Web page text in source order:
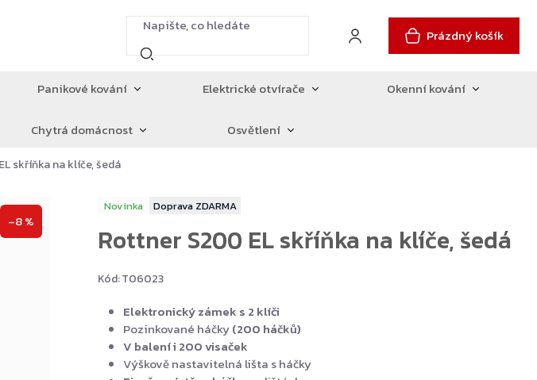
Prázdný košík
Panikové kování Elektrické otvírače
Okenní kování
Chytrá domácnost Osvětlení
skříňka na klíče, šedá
Novinka ZDARMA
Rottner S200 EL skříňka na klíče, šedá
Kód:T06023
–8 %
Elektronický zámek s 2 klíči
Pozinkované háčky(200 háčků)
V balení i 200 visaček
Výškově nastavitelná lišta s háčky